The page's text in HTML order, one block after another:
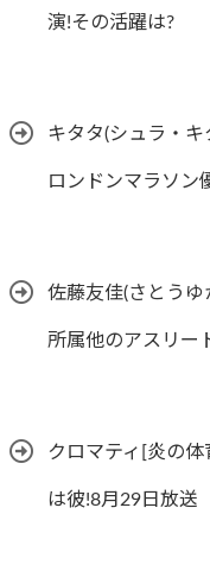
演!その活躍は?
キタタ(シュラ・
ロンドンマラソン
佐藤友佳(さとうゆ
所属他のアスリー
クロマティ[炎の
は彼!8月29日放送